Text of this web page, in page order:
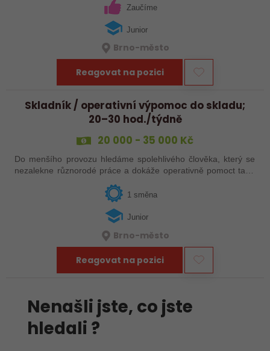
Zaučíme
Junior
Brno-město
Reagovat na pozici
Skladník / operativní výpomoc do skladu;
20–30 hod./týdně
20 000 - 35 000 Kč
Do menšího provozu hledáme spolehlivého člověka, který se
nezalekne různorodé práce a dokáže operativně pomoct tam,
1 směna
Junior
Brno-město
Reagovat na pozici
Nenašli jste, co jste
hledali ?